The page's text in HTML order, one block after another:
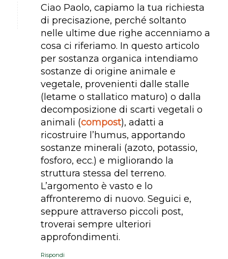
Ciao Paolo, capiamo la tua richiesta
di precisazione, perché soltanto
nelle ultime due righe accenniamo a
cosa ci riferiamo. In questo articolo
per sostanza organica intendiamo
sostanze di origine animale e
vegetale, provenienti dalle stalle
(letame o stallatico maturo) o dalla
decomposizione di scarti vegetali o
animali (compost), adatti a
ricostruire l’humus, apportando
sostanze minerali (azoto, potassio,
fosforo, ecc.) e migliorando la
struttura stessa del terreno.
L’argomento è vasto e lo
affronteremo di nuovo. Seguici e,
seppure attraverso piccoli post,
troverai sempre ulteriori
approfondimenti.
Rispondi